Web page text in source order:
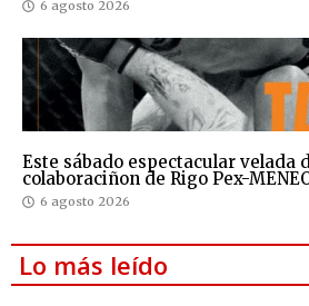
6 agosto 2026
Este sábado espectacular velada
colaboraciñon de Rigo Pex-
6 agosto 2026
Lo más leído